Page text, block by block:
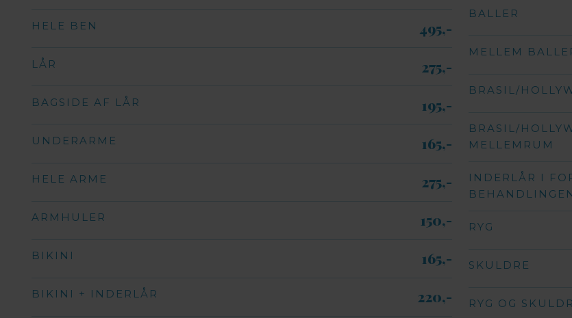
HELE BEN 495,-​
LÅR 275,-​
BAGSIDE AF LÅR 195,-​
UNDERARME 165,-​
HELE ARME 275,-​
ARMHULER 150,-​
BIKINI 165,-​
BIKINI + INDERLÅR 220,-​
BALLER
MELLEM
BRASIL/
BRASIL/
MELLEMRUM
INDERLÅR I
RYG
SKULDRE
RYG OG